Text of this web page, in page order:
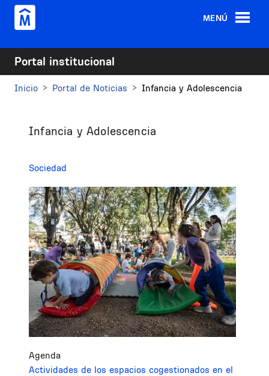
Pasar al contenido principal
MENÚ
Portal institucional
Inicio Portal de Noticias Infancia y Adolescencia
Infancia y Adolescencia
Sociedad
Image
Agenda
Actividades de los espacios cogestionados en el